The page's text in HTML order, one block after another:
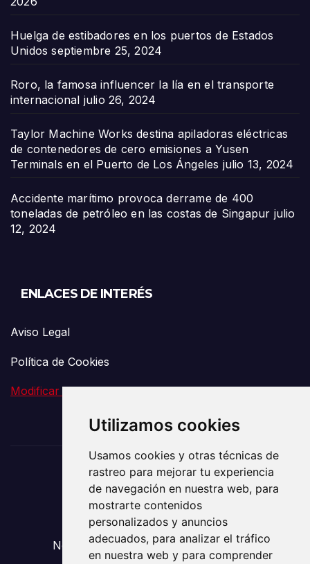
Utilizamos cookies
Usamos cookies y otras técnicas de
rastreo para mejorar tu experiencia
de navegación en nuestra web, para
mostrarte contenidos
personalizados y anuncios
adecuados, para analizar el tráfico
en nuestra web y para comprender
Huelga de estibadores en los puertos de Estados
Unidos septiembre 25, 2024
Roro, la famosa influencer la lía en el transporte
internacional julio 26, 2024
Taylor Machine Works destina apiladoras eléctricas
de contenedores de cero emisiones a Yusen
Terminals en el Puerto de Los Ángeles julio 13, 2024
Accidente marítimo provoca derrame de 400
toneladas de petróleo en las costas de Singapur julio
12, 2024
ENLACES DE INTERÉS
Aviso Legal
Política de Cookies
Modificar preferencia de Cookies
El Vigía de la
Comunicación
Noticias sobre Transporte y Mudanzas